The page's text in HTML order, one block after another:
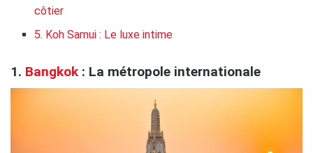
côtier
​5. Koh Samui : Le luxe intime
​1. Bangkok : La métropole internationale